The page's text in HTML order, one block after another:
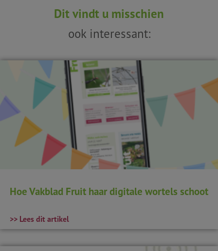
Dit vindt u misschien
ook interessant:
Hoe Vakblad Fruit haar digitale wortels schoot
>> Lees dit artikel